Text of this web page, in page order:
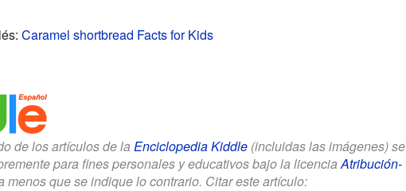
Caramel shortbread Facts for Kids
de los artículos de la Enciclopedia Kiddle(incluidas las imágenes) se
para fines personales y educativos bajo la licenciaAtribución-
menos que se indique lo contrario. Citar este artículo: